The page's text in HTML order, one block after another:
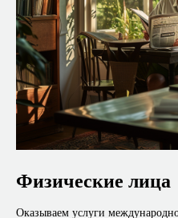
Физические лица
Оказываем услуги